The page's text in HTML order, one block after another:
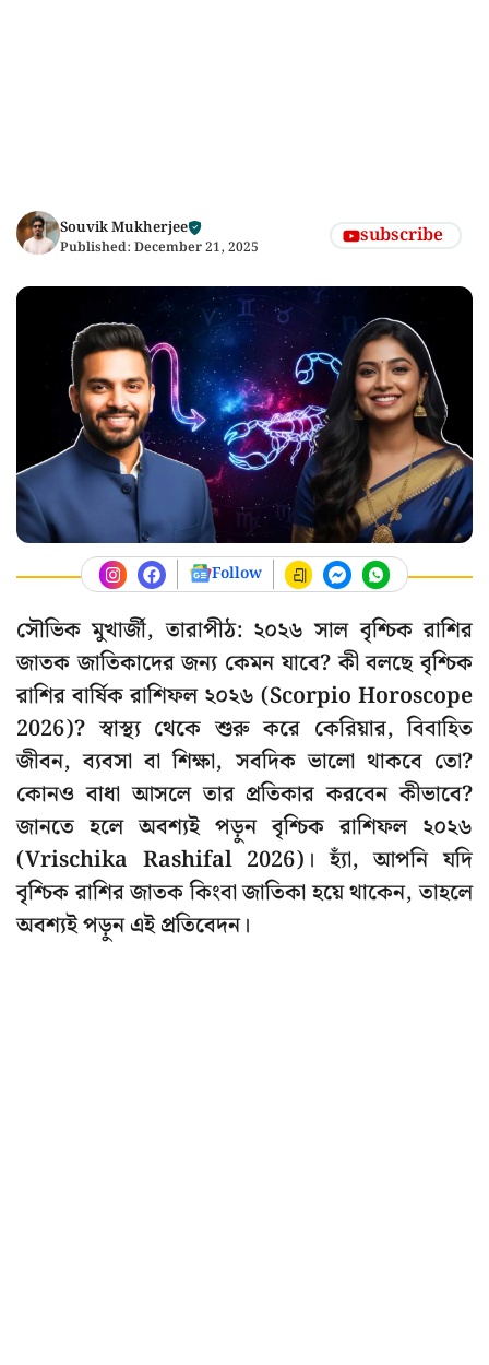
Souvik Mukherjee
Published: December 21, 2025 subscribe
Follow
সৌভিক মুখার্জী, তারাপীঠ: ২০২৬ সাল বৃশ্চিক রাশির
জাতক জাতিকাদের জন্য কেমন যাবে? কী বলছে বৃশ্চিক
রাশির বার্ষিক রাশিফল ২০২৬ (Scorpio Horoscope
2026)? স্বাস্থ্য থেকে শুরু করে কেরিয়ার, বিবাহিত
জীবন, ব্যবসা বা শিক্ষা, সবদিক ভালো থাকবে তো?
কোনও বাধা আসলে তার প্রতিকার করবেন কীভাবে?
জানতে হলে অবশ্যই পড়ুন বৃশ্চিক রাশিফল ২০২৬
(Vrischika Rashifal 2026)। হ্যাঁ, আপনি যদি
বৃশ্চিক রাশির জাতক কিংবা জাতিকা হয়ে থাকেন, তাহলে
অবশ্যই পড়ুন এই প্রতিবেদন।